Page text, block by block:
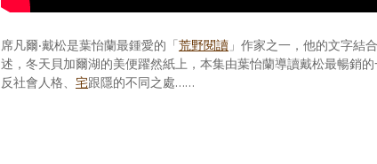
席凡爾‧戴松是葉怡蘭最鍾愛的「荒野閱讀 」作家之一，他的文字結
述，冬天貝加爾湖的美便躍然紙上，本集由葉怡蘭導讀戴松最暢銷
反社會人格、 宅跟隱的不同之處……